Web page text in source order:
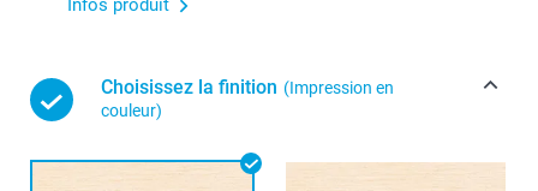
Infos produit
Choisissez la finition (Impression en
couleur)